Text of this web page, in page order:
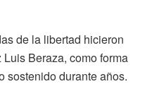
de la libertad hicieron
Beraza, como forma
sostenido durante años.